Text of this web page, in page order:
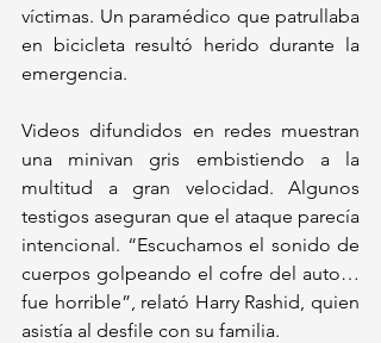
víctimas. Un paramédico que patrullaba
en bicicleta resultó herido durante la
emergencia.
Videos difundidos en redes muestran
una minivan gris embistiendo a la
multitud a gran velocidad. Algunos
testigos aseguran que el ataque parecía
intencional. “Escuchamos el sonido de
cuerpos golpeando el cofre del auto…
fue horrible”, relató Harry Rashid, quien
asistía al desfile con su familia.